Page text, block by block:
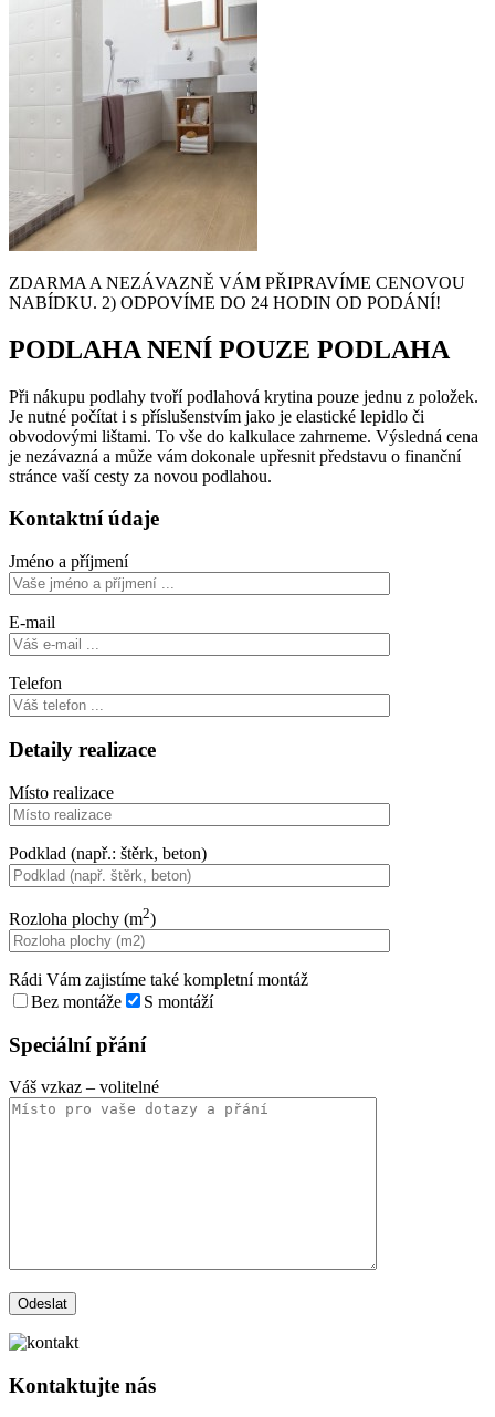
ZDARMA A NEZÁVAZNĚ VÁM PŘIPRAVÍME CENOVOU
NABÍDKU. 2) ODPOVÍME DO 24 HODIN OD PODÁNÍ!
PODLAHA NENÍ POUZE PODLAHA
Při nákupu podlahy tvoří podlahová krytina pouze jednu z položek.
Je nutné počítat i s příslušenstvím jako je elastické lepidlo či
obvodovými lištami. To vše do kalkulace zahrneme. Výsledná cena
je nezávazná a může vám dokonale upřesnit představu o finanční
stránce vaší cesty za novou podlahou.
Kontaktní údaje
Jméno a příjmení
E-mail
Telefon
Detaily realizace
Místo realizace
Podklad (např.: štěrk, beton)
Rozloha plochy (m2)
Rádi Vám zajistíme také kompletní montáž
Bez montáže
S montáží
Speciální přání
Váš vzkaz – volitelné
Kontaktujte nás